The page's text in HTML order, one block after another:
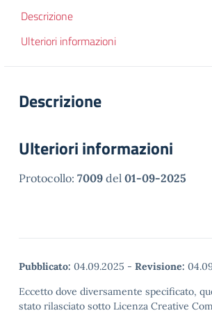
Descrizione
Ulteriori informazioni
Descrizione
Ulteriori informazioni
Protocollo: 7009 del 01-09-2025
Pubblicato: 04.09.2025 - Revisione:
Eccetto dove diversamente specificato,
stato rilasciato sotto Licenza Creative